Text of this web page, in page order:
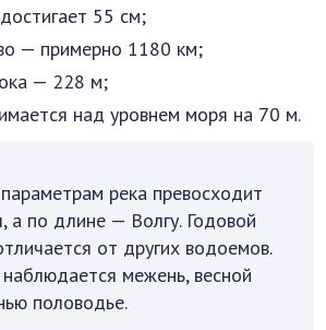
55 см;
— примерно 1180 км;
— 228 м;
над уровнем моря на 70 м.
река превосходит
а по длине — Волгу. Годовой
от других водоемов.
межень, весной
половодье.